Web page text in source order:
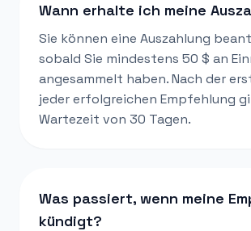
Wann erhalte ich meine
Sie können eine Auszahlung
sobald Sie mindestens 50 $ an
angesammelt haben. Nach der
jeder erfolgreichen Empfehlung
Wartezeit von 30 Tagen.
Was passiert, wenn meine
kündigt?